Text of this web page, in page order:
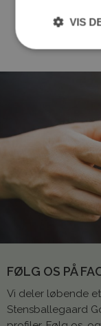
FØLG OS PÅ
Vi deler løbende
Stensballegaard
VIS